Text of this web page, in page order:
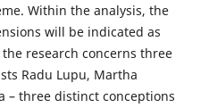
Within the analysis, the
will be indicated as
research concerns three
Radu Lupu, Martha
– three distinct conceptions